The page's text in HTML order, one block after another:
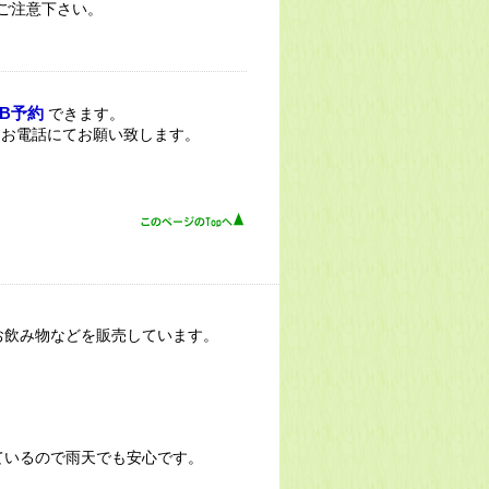
意下さい。
予約 できます。
電話にてお願い致します。
み物などを販売しています。
るので雨天でも安心です。